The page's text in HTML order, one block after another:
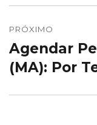
PRÓXIMO
Próximo
post:
Agendar
(MA): Por